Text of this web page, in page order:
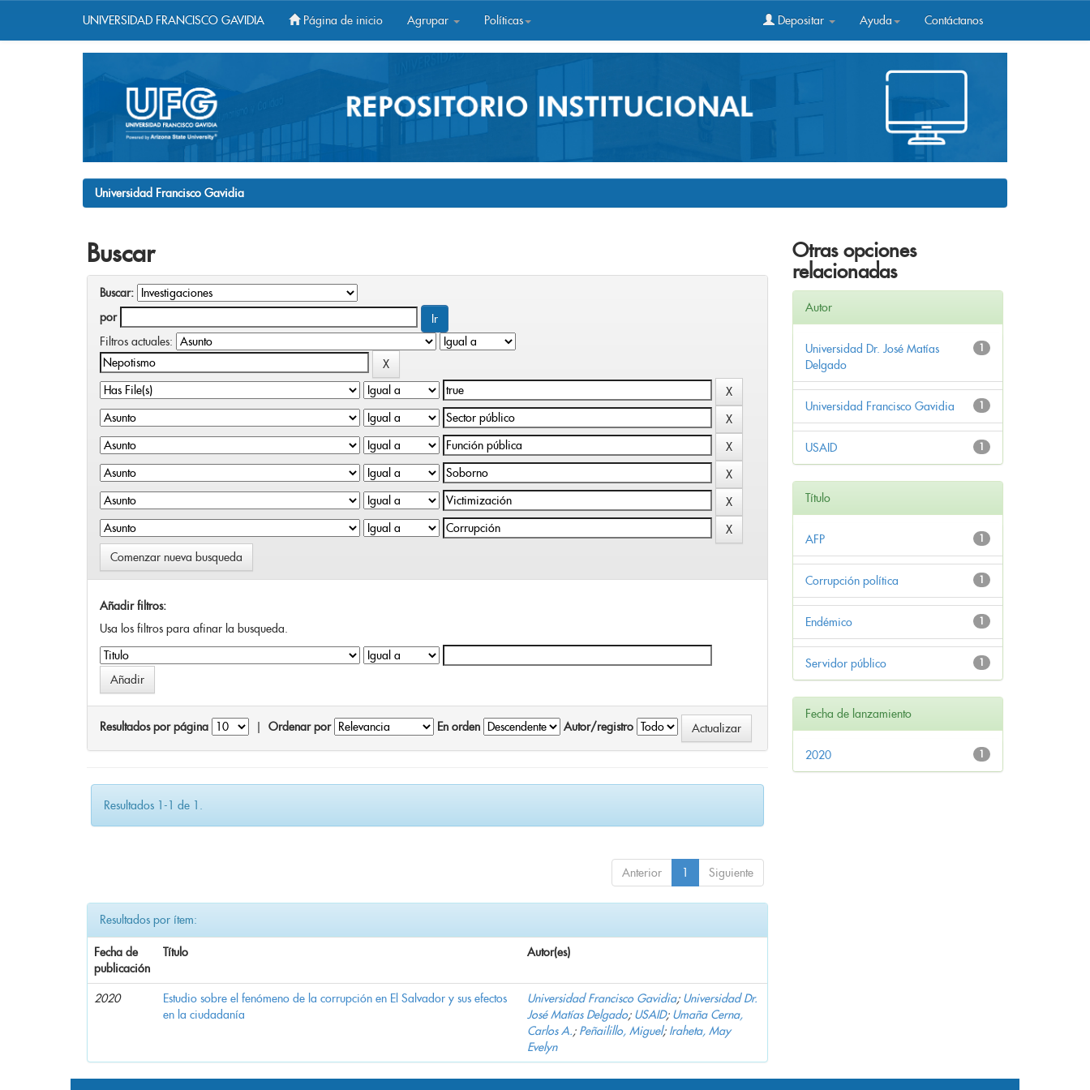
UNIVERSIDAD FRANCISCO GAVIDIA Página de inicio Agrupar Políticas Depositar Ayuda Contáctanos
Universidad Francisco Gavidia
Buscar
Buscar:
por
Filtros actuales:
Comenzar nueva busqueda
Añadir filtros:
Usa los filtros para afinar la busqueda.
Resultados por página Ordenar por En orden Autor/registro
Resultados 1-1 de 1.
Anterior 1 Siguiente
Resultados por ítem:
Fecha de
publicación
Título Autor(es)
2020
Estudio sobre el fenómeno de la corrupción en El Salvador y sus efectos
en la ciudadanía
Universidad Francisco Gavidia; Universidad Dr.
José Matías Delgado; USAID; Umaña Cerna,
Carlos A.; Peñailillo, Miguel; Iraheta, May
Evelyn
Otras opciones
relacionadas
Autor
1
Universidad Dr. José Matías
Delgado
1
Universidad Francisco Gavidia
1
USAID
Título
1
AFP
1
Corrupción política
1
Endémico
1
Servidor público
Fecha de lanzamiento
1
2020